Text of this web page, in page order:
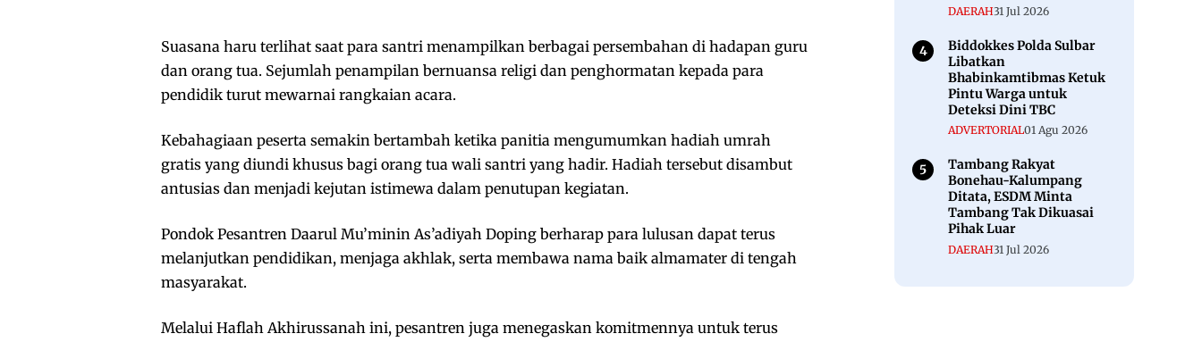
Suasana haru terlihat saat para santri menampilkan berbagai persembahan di hadapan guru
dan orang tua. Sejumlah penampilan bernuansa religi dan penghormatan kepada para
pendidik turut mewarnai rangkaian acara.
Kebahagiaan peserta semakin bertambah ketika panitia mengumumkan hadiah umrah
gratis yang diundi khusus bagi orang tua wali santri yang hadir. Hadiah tersebut disambut
antusias dan menjadi kejutan istimewa dalam penutupan kegiatan.
Pondok Pesantren Daarul Mu’minin As’adiyah Doping berharap para lulusan dapat terus
melanjutkan pendidikan, menjaga akhlak, serta membawa nama baik almamater di tengah
masyarakat.
Melalui Haflah Akhirussanah ini, pesantren juga menegaskan komitmennya untuk terus
DAERAH31 Jul 2026
Biddokkes Polda Sulbar
Libatkan
Bhabinkamtibmas Ketuk
Pintu Warga untuk
Deteksi Dini TBC
ADVERTORIAL01 Agu 2026
Tambang Rakyat
Bonehau-Kalumpang
Ditata, ESDM Minta
Tambang Tak Dikuasai
Pihak Luar
DAERAH31 Jul 2026